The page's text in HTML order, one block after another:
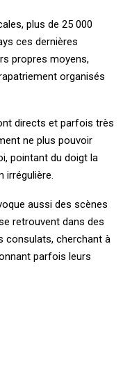
plus de 25 000
ces dernières
propres moyens,
organisés
directs et parfois très
ne plus pouvoir
pointant du doigt la
aussi des scènes
retrouvent dans des
consulats, cherchant à
parfois leurs